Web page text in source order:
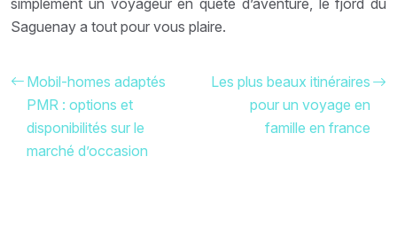
Saguenay a tout pour vous plaire.
Mobil-homes adaptés
PMR : options et
disponibilités sur le
marché d’occasion
Les plus beaux itinéraires
pour un voyage en
famille en france